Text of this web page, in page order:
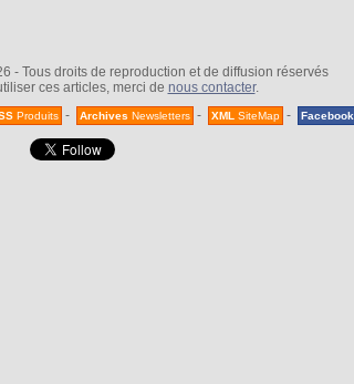
- Tous droits de reproduction et de diffusion réservés
ces articles, merci de nous contacter.
Produits - Archives Newsletters - XML SiteMap - Facebook